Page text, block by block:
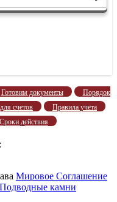
Готовим документы
Порядок
счетов
Правила учета
Сроки действия
Мировое Соглашение
камни